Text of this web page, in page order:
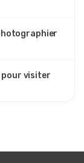
pour visiter